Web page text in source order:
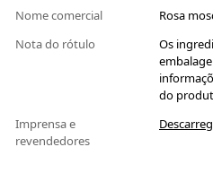
Nome comercial
Rosa
Nota do rótulo
Os
do
Imprensa e
revendedores